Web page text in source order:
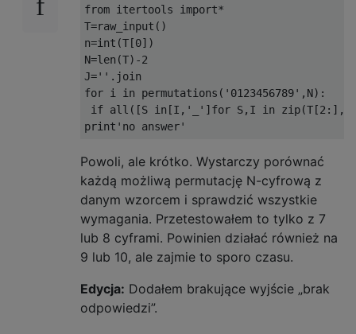
from itertools import*
T=raw_input()
n=int(T[0])
N=len(T)-2
J=''.join
for i in permutations('0123456789',N):
if all([S in[I,'_']for S,I in
Powoli, ale krótko. Wystarczy porównać
każdą możliwą permutację N-cyfrową z
danym wzorcem i sprawdzić wszystkie
wymagania. Przetestowałem to tylko z 7
lub 8 cyframi. Powinien działać również na
9 lub 10, ale zajmie to sporo czasu.
Edycja: Dodałem brakujące wyjście „brak
odpowiedzi”.